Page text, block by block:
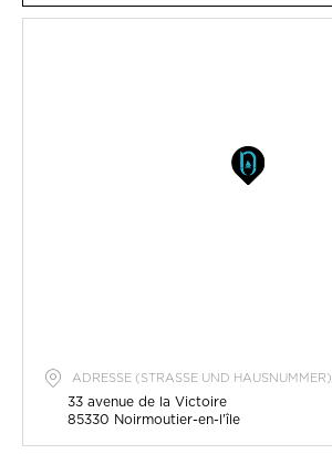
ADRESSE (STRASSE UND HAUSNUMMER)
33 avenue de la Victoire
85330 Noirmoutier-en-l'île